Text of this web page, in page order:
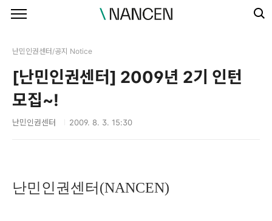
난민인권센터/공지 Notice
[난민인권센터] 2009년 2기 인턴
모집~!
난민인권센터 2009. 8. 3. 15:30
난민인권센터(NANCEN)